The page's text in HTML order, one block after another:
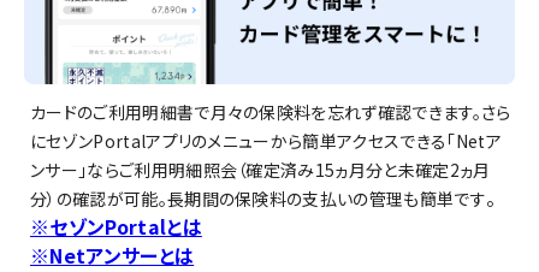
カードのご利用明細書で月々の保険料を忘れず確認できます。さら
にセゾンPortalアプリのメニューから簡単アクセスできる「Netア
ンサー」ならご利用明細照会（確定済み15ヵ月分と未確定2ヵ月
分）の確認が可能。長期間の保険料の支払いの管理も簡単です。
※セゾンPortalとは
※Netアンサーとは